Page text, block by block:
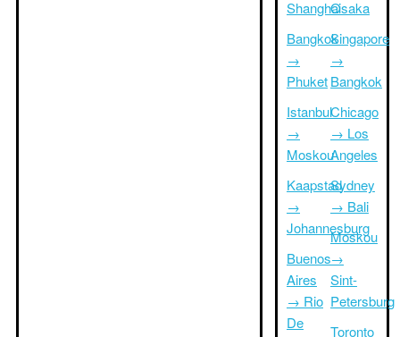
Shanghai
Bangkok
→
Phuket
Istanbul
→
Moskou
Kaapstad
→
Johannesburg
Buenos
Aires
→ Rio
De
Osaka
Singapore
→
Bangkok
Chicago
→ Los
Angeles
Sydney
→ Bali
Moskou
→
Sint-
Petersburg
Toronto